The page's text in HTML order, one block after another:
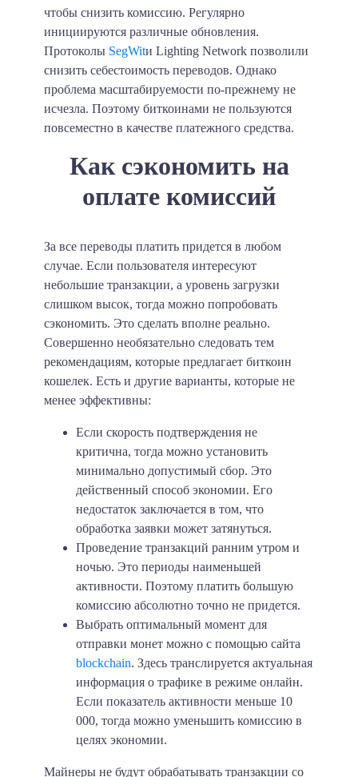
чтобы снизить комиссию. Регулярно
инициируются различные обновления.
Протоколы SegWitи Lighting Network позволили
снизить себестоимость переводов. Однако
проблема масштабируемости по-прежнему не
исчезла. Поэтому биткоинами не пользуются
повсеместно в качестве платежного средства.
Как сэкономить на
оплате комиссий
За все переводы платить придется в любом
случае. Если пользователя интересуют
небольшие транзакции, а уровень загрузки
слишком высок, тогда можно попробовать
сэкономить. Это сделать вполне реально.
Совершенно необязательно следовать тем
рекомендациям, которые предлагает биткоин
кошелек. Есть и другие варианты, которые не
менее эффективны:
Если скорость подтверждения не
критична, тогда можно установить
минимально допустимый сбор. Это
действенный способ экономии. Его
недостаток заключается в том, что
обработка заявки может затянуться.
Проведение транзакций ранним утром и
ночью. Это периоды наименьшей
активности. Поэтому платить большую
комиссию абсолютно точно не придется.
Выбрать оптимальный момент для
отправки монет можно с помощью сайта
blockchain. Здесь транслируется актуальная
информация о трафике в режиме онлайн.
Если показатель активности меньше 10
000, тогда можно уменьшить комиссию в
целях экономии.
Майнеры не будут обрабатывать транзакции со